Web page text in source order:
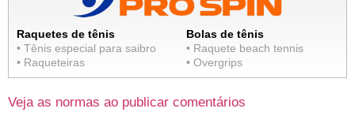
Raquetes de tênis
• Tênis especial para saibro
• Raqueteiras
Bolas de tênis
• Raquete beach tennis
• Overgrips
Veja as normas ao publicar comentários